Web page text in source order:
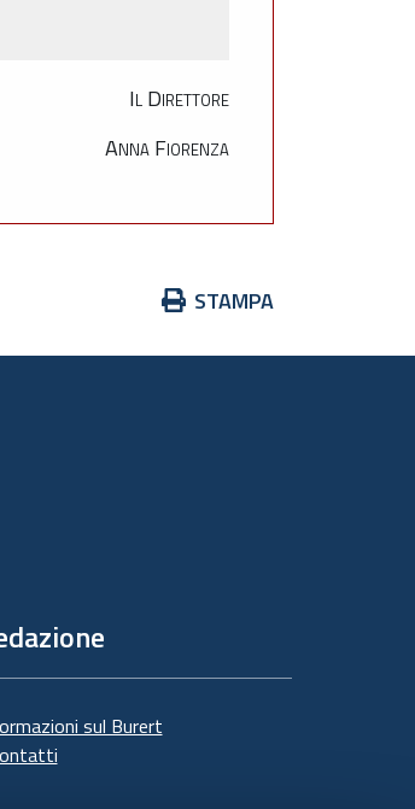
Il Direttore
Anna Fiorenza
Azioni
documento
STAMPA
sul Burert